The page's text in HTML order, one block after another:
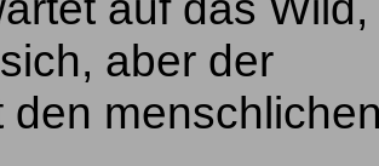
aber der
den